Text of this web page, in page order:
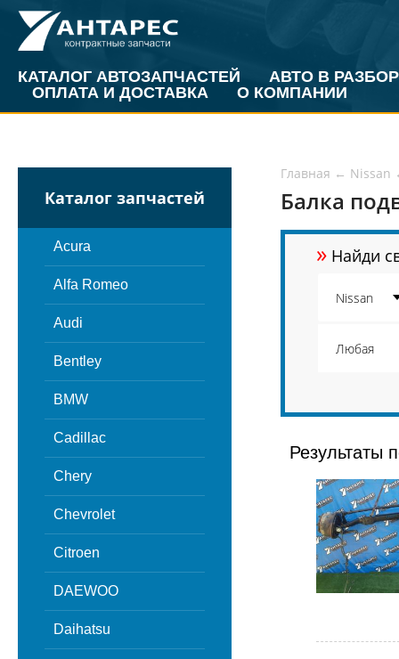
КАТАЛОГ АВТОЗАПЧАСТЕЙ
АВТО В РАЗБОР
ОПЛАТА И ДОСТАВКА
О КОМПАНИИ
Каталог запчастей
Acura
Alfa Romeo
Audi
Bentley
BMW
Cadillac
Chery
Chevrolet
Citroen
DAEWOO
Daihatsu
Главная ← Nissan
Балка
» Найди
Результаты